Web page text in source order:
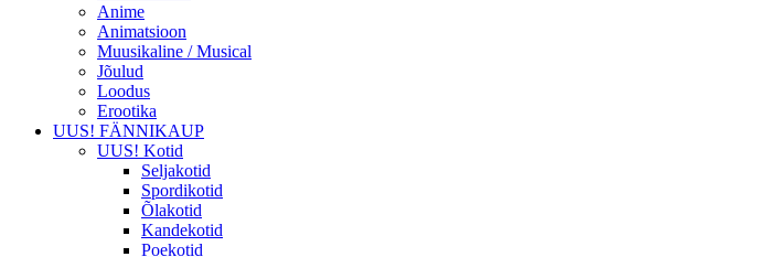
Anime
Animatsioon
Muusikaline / Musical
Jõulud
Loodus
Erootika
UUS! FÄNNIKAUP
UUS! Kotid
Seljakotid
Spordikotid
Õlakotid
Kandekotid
Poekotid